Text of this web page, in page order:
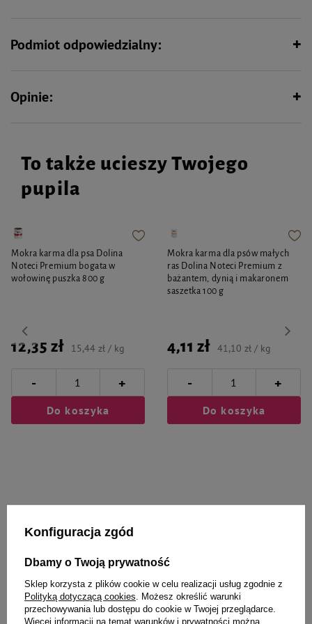
Łatwa do utrzymania w czystości.
Idealna do zabawy po zmroku.
UWAGA: zabawka nie jest niezniszczalna.
Podmiot odpowiedzialny:
Opinie:
To także ucieszy Twojego
pupila
Mokra karma dla psa Dolina
Noteci Premium bogata w
wołowinę puszka 800 g
12,35 zł 15,44 zł / kg
- +
Do koszyka
Mokra karma dla psów małych
ras Dolina Noteci Premium z
bażantem, dynią i makaronem
saszetka 100 g
4,11 zł 41,10 zł / kg
- +
Do koszyka
Wybrane specjalnie dla
Ciebie i Twojego czworonoga
Zawieszka Adresówka
GiGwi Zabawka dla psa piłka do
Konfiguracja zgód
Dbamy o Twoją prywatność
Sklep korzysta z plików cookie w celu realizacji usług zgodnie z
Polityką dotyczącą cookies. Możesz określić warunki
przechowywania lub dostępu do cookie w Twojej przeglądarce.
Więcej informacji na temat warunków i prywatności można